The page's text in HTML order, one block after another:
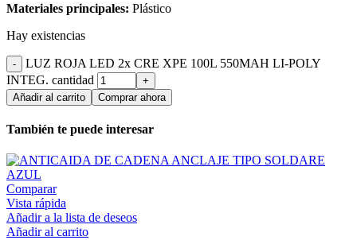
Materiales principales: Plástico
Hay existencias
LUZ ROJA LED 2x CRE XPE 100L 550MAH LI-POLY
INTEG. cantidad
Añadir al carrito Comprar ahora
También te puede interesar
Comparar
Vista rápida
Añadir a la lista de deseos
Añadir al carrito